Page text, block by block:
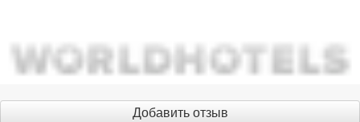
Добавить отзыв